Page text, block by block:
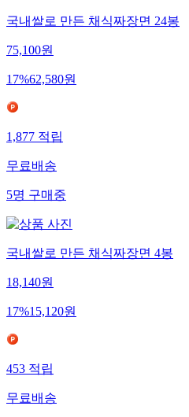
국내쌀로 만든 채식짜장면 24봉
75,100원
17%62,580원
1,877적립
무료배송
5명구매중
국내쌀로 만든 채식짜장면 4봉
18,140원
17%15,120원
453적립
무료배송